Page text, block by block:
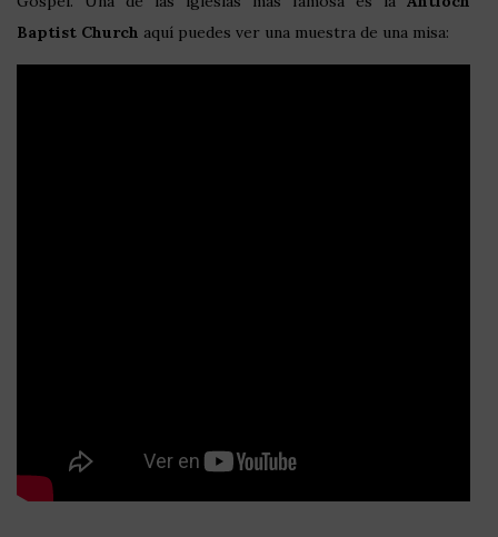
Baptist Church aquí puedes ver una muestra de una misa: